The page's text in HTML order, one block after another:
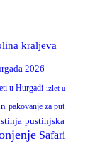
kraljeva
2026
u Hurgadi izlet u
pakovanje za put
pustinjska
Safari